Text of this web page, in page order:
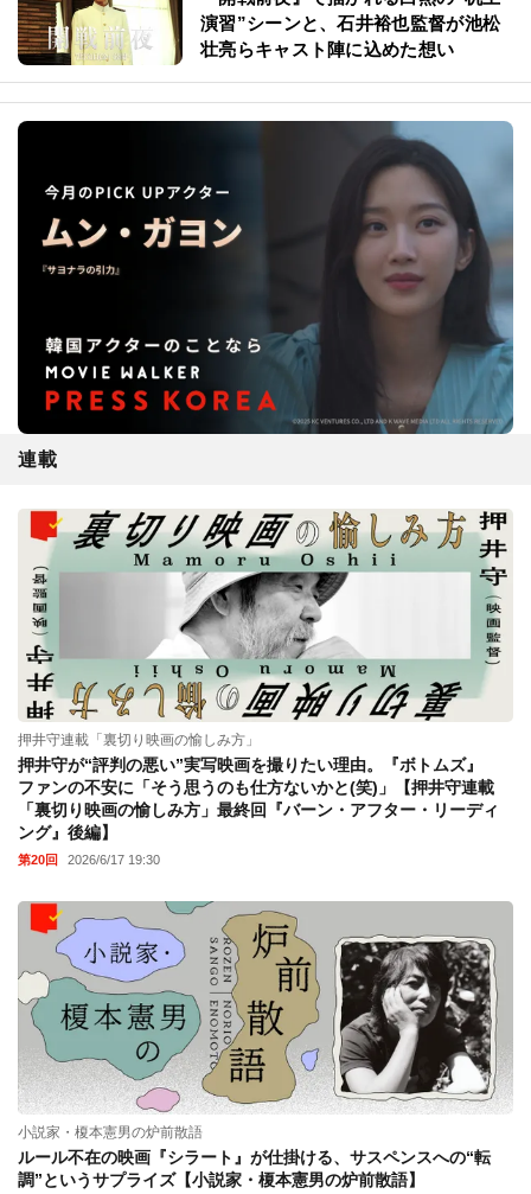
演習”シーンと、石井裕也監督が池松
壮亮らキャスト陣に込めた想い
連載
押井守連載「裏切り映画の愉しみ方」
押井守が“評判の悪い”実写映画を撮りたい理由。『ボトムズ』
ファンの不安に「そう思うのも仕方ないかと(笑)」【押井守連載
「裏切り映画の愉しみ方」最終回『バーン・アフター・リーディ
ング』後編】
第20回 2026/6/17 19:30
小説家・榎本憲男の炉前散語
ルール不在の映画『シラート』が仕掛ける、サスペンスへの“転
調”というサプライズ【小説家・榎本憲男の炉前散語】